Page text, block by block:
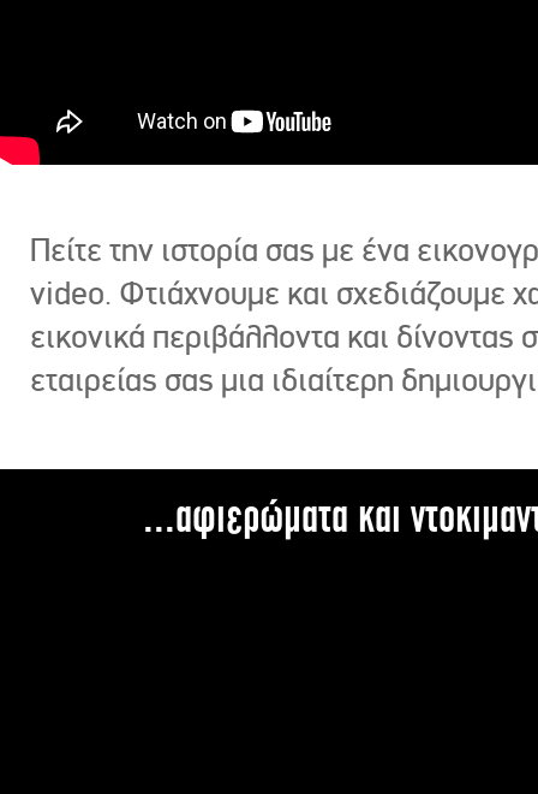
Πείτε την ιστορία σας με ένα
video. Φτιάχνουμε και σχεδιάζουμε
εικονικά περιβάλλοντα και δίνοντας
εταιρείας σας μια ιδιαίτερη
...αφιερώματα και